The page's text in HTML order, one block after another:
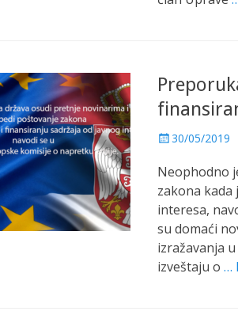
P
s
t
e
o
n
30/05/2019
Neophodno
zakona
interesa,
su domaći
izražavanja
izveštaju o …